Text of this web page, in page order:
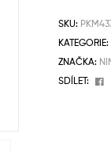
SKU:
KATEGORIE:
ZNAČKA:
SDÍLET: